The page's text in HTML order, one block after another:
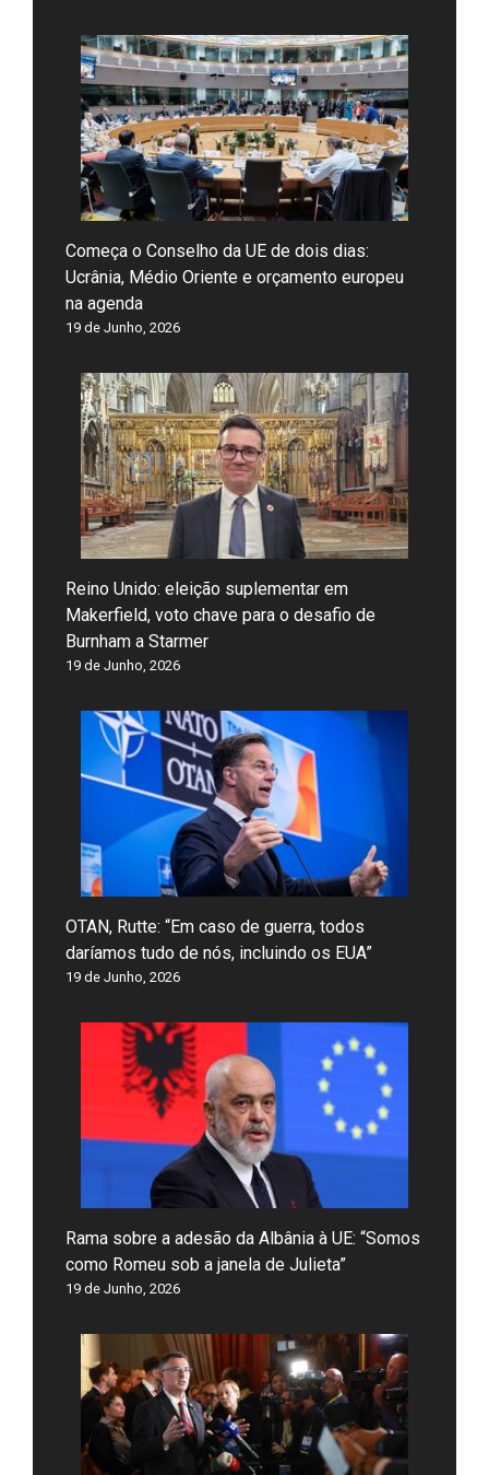
Começa o Conselho da UE de dois dias:
Ucrânia, Médio Oriente e orçamento europeu
na agenda
19 de Junho, 2026
Reino Unido: eleição suplementar em
Makerfield, voto chave para o desafio de
Burnham a Starmer
19 de Junho, 2026
OTAN, Rutte: “Em caso de guerra, todos
daríamos tudo de nós, incluindo os EUA”
19 de Junho, 2026
Rama sobre a adesão da Albânia à UE: “Somos
como Romeu sob a janela de Julieta”
19 de Junho, 2026